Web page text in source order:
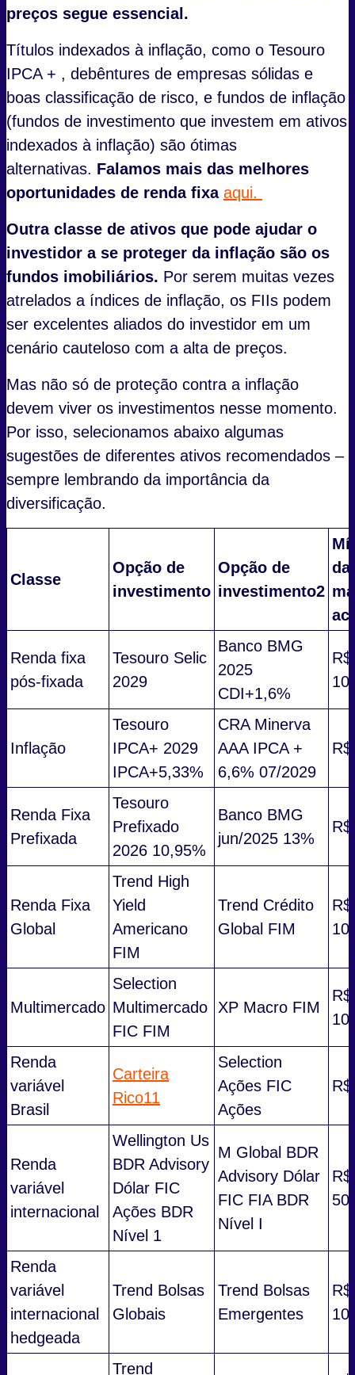
preços segue essencial.
Títulos indexados à inflação, como o Tesouro
IPCA + , debêntures de empresas sólidas e
boas classificação de risco, e fundos de inflação
(fundos de investimento que investem em ativos
indexados à inflação) são ótimas
alternativas. Falamos mais das melhores
oportunidades de renda fixa aqui.
Outra classe de ativos que pode ajudar o
investidor a se proteger da inflação são os
fundos imobiliários. Por serem muitas vezes
atrelados a índices de inflação, os FIIs podem
ser excelentes aliados do investidor em um
cenário cauteloso com a alta de preços.
Mas não só de proteção contra a inflação
devem viver os investimentos nesse momento.
Por isso, selecionamos abaixo algumas
sugestões de diferentes ativos recomendados –
sempre lembrando da importância da
diversificação.
Classe
Opção de
investimento
Opção de
investimento2
da
Renda fixa
pós-fixada
Tesouro Selic
2029
Banco BMG
2025
CDI+1,6%
R$
Inflação
Tesouro
IPCA+ 2029
IPCA+5,33%
CRA Minerva
AAA IPCA +
6,6% 07/2029
Renda Fixa
Prefixada
Tesouro
Prefixado
2026 10,95%
Banco BMG
jun/2025 13%
Renda Fixa
Global
Trend High
Yield
Americano
FIM
Trend Crédito
Global FIM
R$
Multimercado
Selection
Multimercado
FIC FIM
XP Macro FIM
R$
Renda
variável
Brasil
Carteira
Rico11
Selection
Ações FIC
Ações
Renda
variável
internacional
Wellington Us
BDR Advisory
Dólar FIC
Ações BDR
Nível 1
M Global BDR
Advisory Dólar
FIC FIA BDR
Nível I
R$
Renda
variável
internacional
hedgeada
Trend Bolsas
Globais
Trend Bolsas
Emergentes
R$
Trend